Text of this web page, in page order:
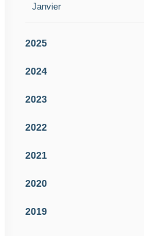
Janvier
2025
2024
2023
2022
2021
2020
2019